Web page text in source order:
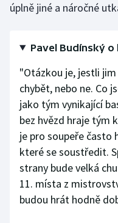
Motorsport
Olympijské hry
Parasport
Plavání
Plážový volejbal
Ragby
Rychlobruslení
úplně jiné a náročné
Pavel Budínský
"Otázkou je, jestli
chybět, nebo ne. Co
jako tým vynikající
bez hvězd hraje tým
je pro soupeře často
které se soustředit.
strany bude velká
11. místa z
budou hrát hodně